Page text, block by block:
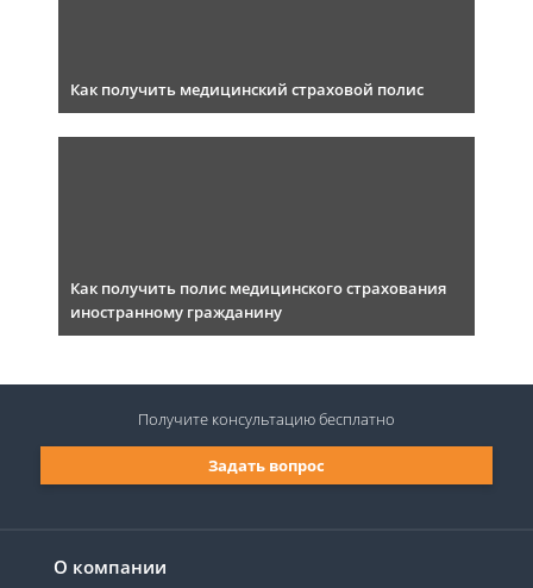
Как получить медицинский страховой полис
Как получить полис медицинского страхования
иностранному гражданину
О компании
Задать вопрос
Получите консультациюбесплатно